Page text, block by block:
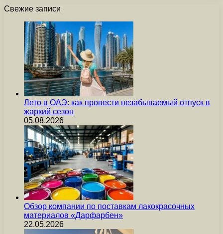
Свежие записи
Лето в ОАЭ: как провести незабываемый отпуск в
жаркий сезон
05.08.2026
Обзор компании по поставкам лакокрасочных
материалов «Дарфарбен»
22.05.2026